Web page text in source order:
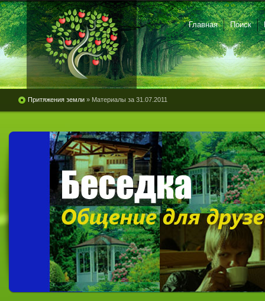
Главная Поиск
Притяжения земли » Материалы за 31.07.2011